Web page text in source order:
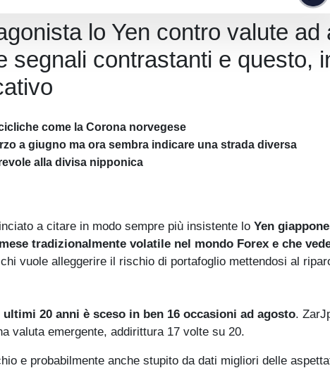
lo Yen contro valute ad
segnali contrastanti e questo,
come la Corona norvegese
a giugno ma ora sembra indicare una strada diversa
alla divisa nipponica
a citare in modo sempre più insistente lo Yen
tradizionalmente volatile nel mondo Forex e che
vuole alleggerire il rischio di portafoglio mettendosi al
20 anni è sceso in ben 16 occasioni ad agosto.
valuta emergente, addirittura 17 volte su 20.
e probabilmente anche stupito da dati migliori delle